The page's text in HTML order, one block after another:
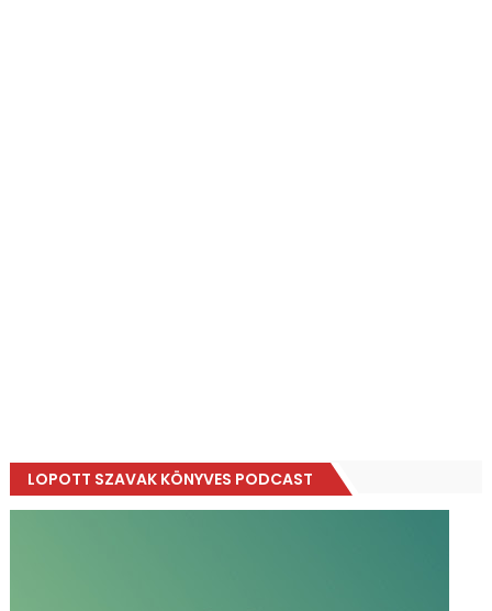
LOPOTT SZAVAK KÖNYVES PODCAST